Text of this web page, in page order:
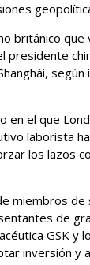
británico
presidente
en el que
laborista
los lazos
miembros
de
GSK y
inversión y